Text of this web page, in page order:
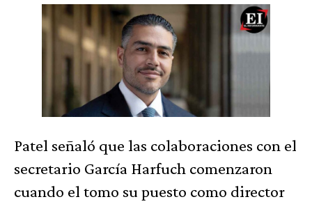
Patel señaló que las colaboraciones con el
secretario García Harfuch comenzaron
cuando el tomo su puesto como director